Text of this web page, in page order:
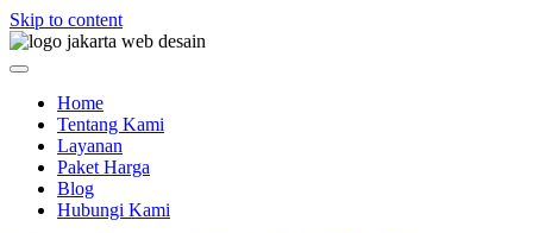
Skip to content
Home
Tentang Kami
Layanan
Paket Harga
Blog
Hubungi Kami